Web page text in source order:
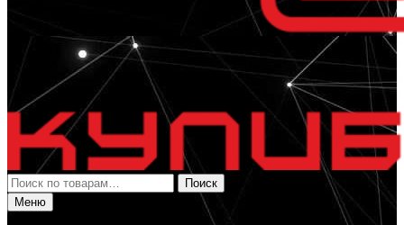
Искать:
Поиск
Меню